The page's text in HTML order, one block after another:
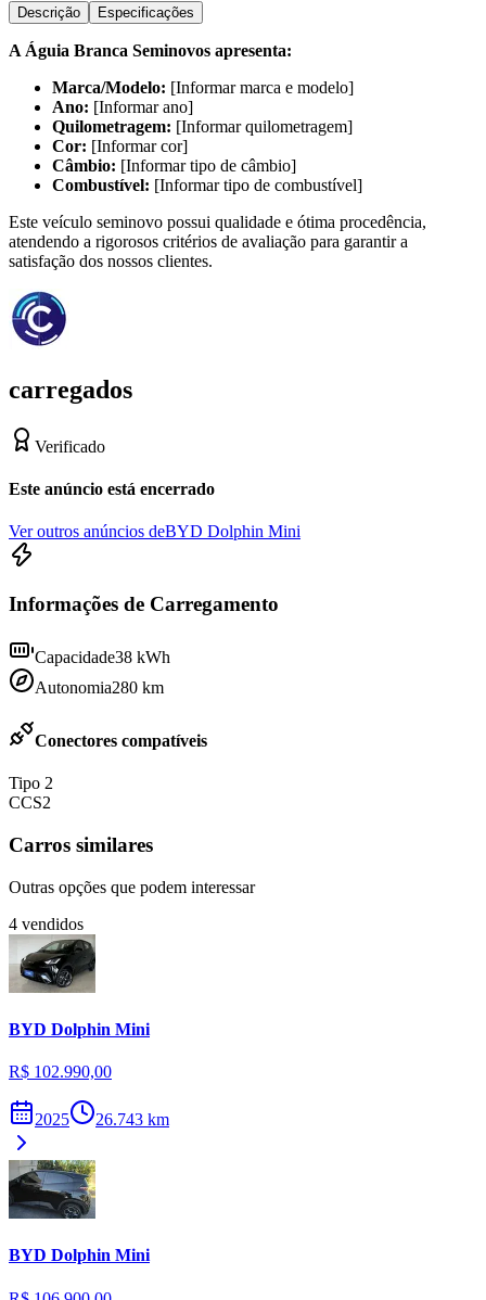
Descrição Especificações
A Águia Branca Seminovos apresenta:
Marca/Modelo: [Informar marca e modelo]
Ano: [Informar ano]
Quilometragem: [Informar quilometragem]
Cor: [Informar cor]
Câmbio: [Informar tipo de câmbio]
Combustível: [Informar tipo de combustível]
Este veículo seminovo possui qualidade e ótima procedência,
atendendo a rigorosos critérios de avaliação para garantir a
satisfação dos nossos clientes.
carregados
Verificado
Este anúncio está encerrado
Ver outros anúncios deBYD Dolphin Mini
Informações de Carregamento
Capacidade38 kWh
Autonomia280 km
Conectores compatíveis
Tipo 2
CCS2
Carros similares
Outras opções que podem interessar
4 vendidos
BYD Dolphin Mini
R$ 102.990,00
2025 26.743 km
BYD Dolphin Mini